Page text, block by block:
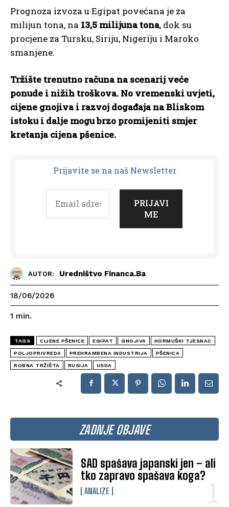
ZADNJE OBJAVE
SAD spašava japanski jen – ali
tko zapravo spašava koga?
ANALIZE
Prognoza izvoza u Egipat povećana je za
milijun tona, na 13,5 milijuna tona, dok su
procjene za Tursku, Siriju, Nigeriju i Maroko
smanjene.
Tržište trenutno računa na scenarij veće
ponude i nižih troškova. No vremenski uvjeti,
cijene gnojiva i razvoj događaja na Bliskom
istoku i dalje mogu brzo promijeniti smjer
kretanja cijena pšenice.
Prijavite se na naš Newsletter
AUTOR: Uredništvo Financa.ba
18/06/2026
1 min.
TAGS CIJENE PŠENICE EGIPAT GNOJIVA HORMUŠKI TJESNAC
POLJOPRIVREDA PREHRAMBENA INDUSTRIJA PŠENICA
ROBNA TRŽIŠTA RUSIJA USDA